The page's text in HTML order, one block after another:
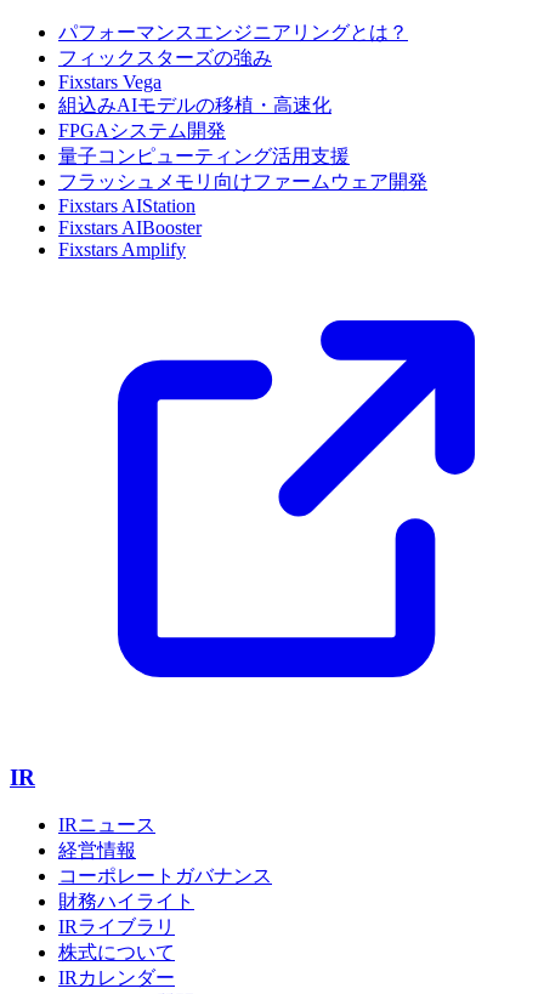
パフォーマンスエンジニアリングとは？
フィックスターズの強み
Fixstars Vega
組込みAIモデルの移植・高速化
FPGAシステム開発
量子コンピューティング活用支援
フラッシュメモリ向けファームウェア開発
Fixstars AIStation
Fixstars AIBooster
Fixstars Amplify
IR
IRニュース
経営情報
コーポレートガバナンス
財務ハイライト
IRライブラリ
株式について
IRカレンダー